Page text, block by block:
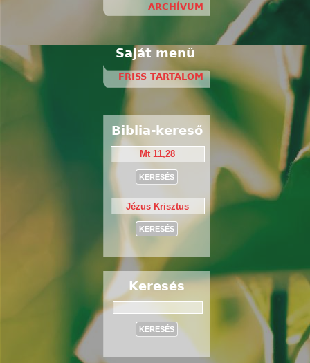
ARCHÍVUM
Saját menü
FRISS TARTALOM
Biblia-kereső
Keresés
Keresés